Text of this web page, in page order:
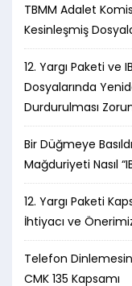
TBMM Adalet
Kesinleşmiş
12. Yargı Paketi ve
Dosyalarında
Durdurulması
Bir Düğmeye
Mağduriyeti Nasıl
12. Yargı Paketi
İhtiyacı ve
Telefon
CMK 135 Kapsamı